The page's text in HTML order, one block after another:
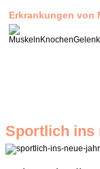
Erkrankungen von
Sportlich ins